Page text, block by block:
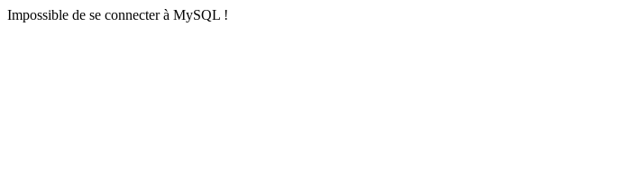
Impossible de se connecter à MySQL !